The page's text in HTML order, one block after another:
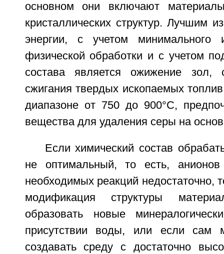
основном они включают
кристаллических структур. Лучшим
энергии, с учетом
физической обработки и с учетом
состава является ожижение зол,
сжигания твердых ископаемых
диапазоне от 750 до 900°C,
вещества для удаления серы на
Если химический состав
не оптимальный, то есть,
необходимых реакций недостаточно,
модификация структуры
образовать новые
присутствии воды, или если сам
создавать среду с достаточно